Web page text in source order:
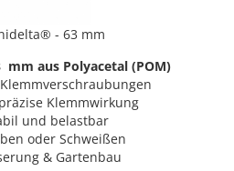
- 63 mm
aus Polyacetal (POM)
Klemmwirkung
und belastbar
oder Schweißen
& Gartenbau